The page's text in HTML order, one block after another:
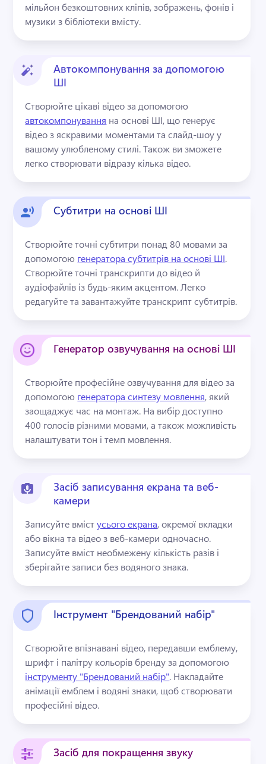
мільйон безкоштовних кліпів, зображень, фонів і
музики з бібліотеки вмісту.
Автокомпонування за допомогою
ШІ
Створюйте цікаві відео за допомогою
автокомпонування на основі ШІ, що генерує
відео з яскравими моментами та слайд-шоу у
вашому улюбленому стилі. Також ви зможете
легко створювати відразу кілька відео.
Субтитри на основі ШІ
Створюйте точні субтитри понад 80 мовами за
допомогою генератора субтитрів на основі ШІ
Створюйте точні транскрипти до відео й
аудіофайлів із будь-яким акцентом. Легко
Генератор озвучування на основі ШІ
Створюйте професійне озвучування для відео за
допомогою генератора синтезу мовлення, який
заощаджує час на монтаж. На вибір доступно
400 голосів різними мовами, а також можливість
налаштувати тон і темп мовлення.
Засіб записування екрана та веб-
камери
Записуйте вміст усього екрана, окремої вкладки
Записуйте вміст необмежену кількість разів і
зберігайте записи без водяного знака.
Інструмент "Брендований набір"
Створюйте впізнавані відео, передавши емблему,
шрифт і палітру кольорів бренду за допомогою
інструменту "Брендований набір". Накладайте
анімації емблем і водяні знаки, щоб створювати
професійні відео.
Засіб для покращення звуку